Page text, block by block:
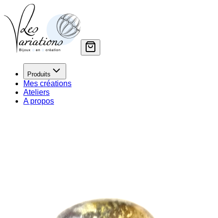
Produits
Mes créations
Ateliers
A propos